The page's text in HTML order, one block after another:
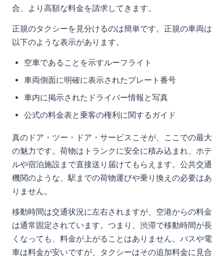
合、より高額な料金を請求してきます。
正規のタクシーを見分けるのは簡単です。正規の車両は
以下のような表示があります。
空車であることを示すルーフライト
車両側面に明確に表示されたプレート番号
車内に掲示されたドライバー情報と写真
公式の料金表と乗客の権利に関するガイド
真のドア・ツー・ドア・サービスこそが、ここでの最大
の魅力です。荷物はトランクに安全に積み込まれ、ホテ
ルや宿泊施設まで直接送り届けてもらえます。公共交通
機関のような、駅までの荷物運びや乗り換えの必要はあ
りません。
移動時間は交通状況に左右されますが、空港からの料金
は通常固定されています。つまり、渋滞で移動時間が長
くなっても、料金が上がることはありません。バスや電
車は料金が安いですが、タクシーはその追加料金に見合